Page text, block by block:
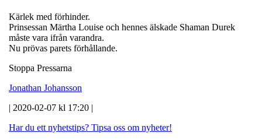
Kärlek med förhinder.
Prinsessan Märtha Louise och hennes älskade Shaman Durek
måste vara ifrån varandra.
Nu prövas parets förhållande.
Stoppa Pressarna
Jonathan Johansson
| 2020-02-07 kl 17:20 |
Har du ett nyhetstips? Tipsa oss om nyheter!